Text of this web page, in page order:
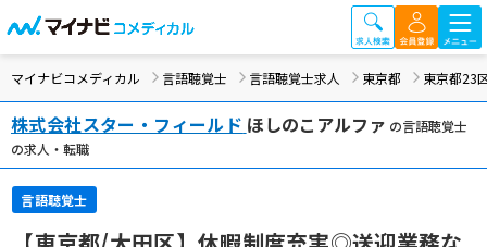
マイナビコメディカル 言語聴覚士 言語聴覚士求人 東京都 東京都23
株式会社スター・フィールド ほしのこアルファ の言語聴覚士
の求人・転職
言語聴覚士